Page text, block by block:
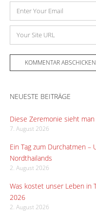
Mail-
Adresse
Website
NEUESTE BEITRÄGE
Diese Zeremonie sieht
7. August 2026
Ein Tag zum Durchatmen
Nordthailands
2. August 2026
Was kostet unser Leben in
2026
2. August 2026